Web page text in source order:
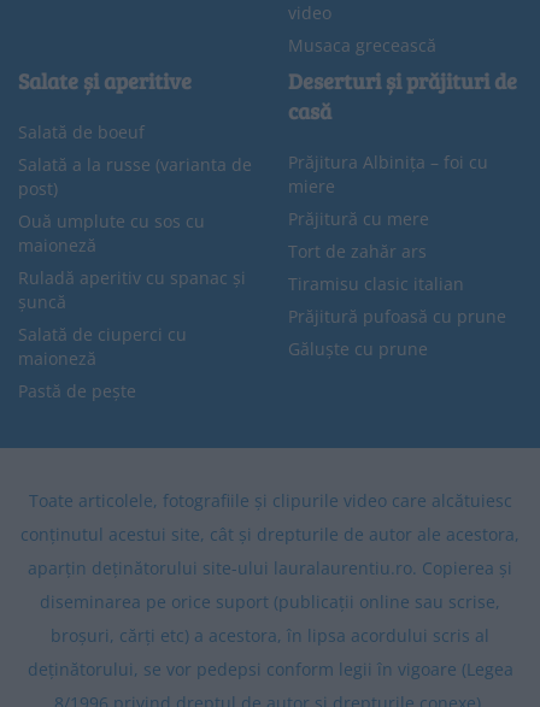
video
Musaca grecească
Salate și aperitive
Salată de boeuf
Salată a la russe (varianta de
post)
Ouă umplute cu sos cu
maioneză
Ruladă aperitiv cu spanac și
șuncă
Salată de ciuperci cu
maioneză
Pastă de pește
Deserturi și prăjituri de
casă
Prăjitura Albinița – foi cu
miere
Prăjitură cu mere
Tort de zahăr ars
Tiramisu clasic italian
Prăjitură pufoasă cu prune
Găluște cu prune
Toate articolele, fotografiile și clipurile video care alcătuiesc
conținutul acestui site, cât și drepturile de autor ale acestora,
aparțin deținătorului site-ului lauralaurentiu.ro. Copierea și
diseminarea pe orice suport (publicații online sau scrise,
broșuri, cărți etc) a acestora, în lipsa acordului scris al
deținătorului, se vor pedepsi conform legii în vigoare (Legea